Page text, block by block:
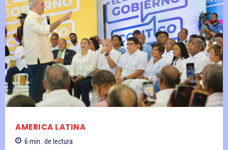
AMERICA LATINA
6 min. de lectura